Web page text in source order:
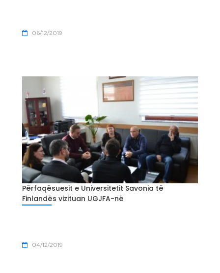
06/12/2019
Përfaqësuesit e Universitetit Savonia të
Finlandës vizituan UGJFA-në
04/12/2019